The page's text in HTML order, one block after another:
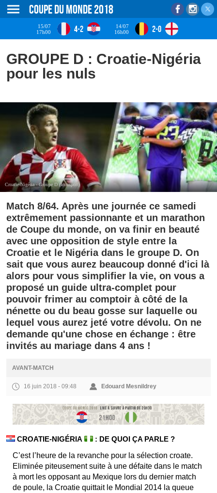
Coupe du monde 2018
15/07
17h00
4-2
14/07
16h00
2-0
GROUPE D : Croatie-Nigéria
pour les nuls
Croatie-Nigéria - Groupe D (Iconsport)
Match 8/64. Après une journée ce samedi
extrêmement passionnante et un marathon
de Coupe du monde, on va finir en beauté
avec une opposition de style entre la
Croatie et le Nigéria dans le groupe D. On
sait que vous aurez beaucoup donné d'ici là
alors pour vous simplifier la vie, on vous a
proposé un guide ultra-complet pour
pouvoir frimer au comptoir à côté de la
nénette ou du beau gosse sur laquelle ou
lequel vous aurez jeté votre dévolu. On ne
demande qu'une chose en échange : être
invités au mariage dans 4 ans !
AVANT-MATCH
16 juin 2018 - 09:48 Edouard Mesnildrey
CROATIE-NIGÉRIA
: DE QUOI ÇA PARLE ?
C’est l’heure de la revanche pour la sélection croate.
Eliminée piteusement suite à une défaite dans le match
à mort les opposant au Mexique lors du dernier match
de poule, la Croatie quittait le Mondial 2014 la queue